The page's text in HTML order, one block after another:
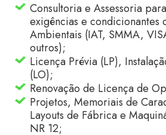
Consultoria e Assessoria
exigências e condicionantes
Ambientais (IAT, SMMA,
outros);
Licença Prévia (LP),
(LO);
Renovação de Licença de
Projetos, Memoriais de
Layouts de Fábrica e
NR 12;